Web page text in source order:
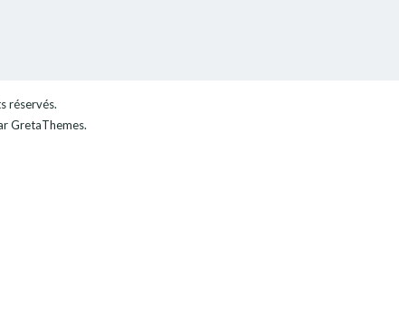
réservés.
GretaThemes.